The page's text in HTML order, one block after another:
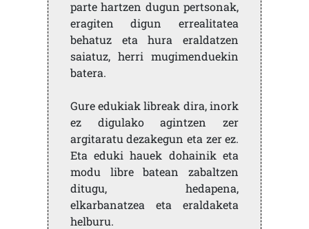
parte hartzen dugun pertsonak,
eragiten digun errealitatea
behatuz eta hura eraldatzen
saiatuz, herri mugimenduekin
batera.
Gure edukiak libreak dira, inork
ez digulako agintzen zer
argitaratu dezakegun eta zer ez.
Eta eduki hauek dohainik eta
modu libre batean zabaltzen
ditugu, hedapena,
elkarbanatzea eta eraldaketa
helburu.